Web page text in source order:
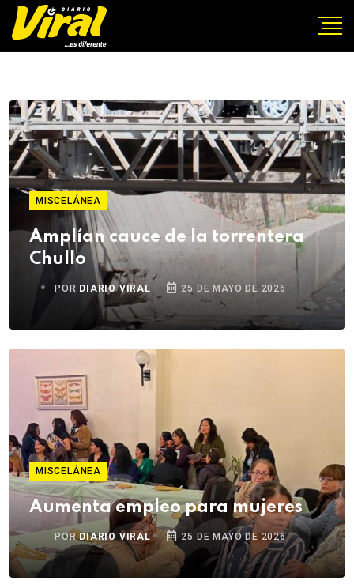
MISCELÁNEA
Amplían cauce de la torrentera
Chullo
POR DIARIO VIRAL 25 DE MAYO DE 2026
MISCELÁNEA
Aumenta empleo para mujeres
PORDIARIO VIRAL 25 DE MAYO DE 2026